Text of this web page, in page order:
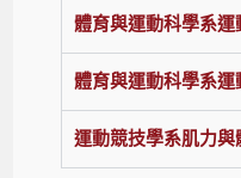
體育與運動科學系
體育與運動科學系
運動競技學系肌力